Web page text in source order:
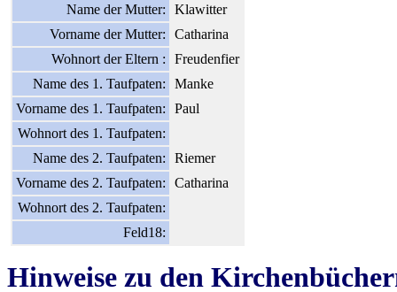
Name der Mutter:
Klawitter
Vorname der Mutter:
Catharina
Wohnort der Eltern :
Freudenfier
Name des 1. Taufpaten:
Manke
Vorname des 1. Taufpaten:
Paul
Wohnort des 1. Taufpaten:
Name des 2. Taufpaten:
Riemer
Vorname des 2. Taufpaten:
Catharina
Wohnort des 2. Taufpaten:
Feld18:
Hinweise zu den